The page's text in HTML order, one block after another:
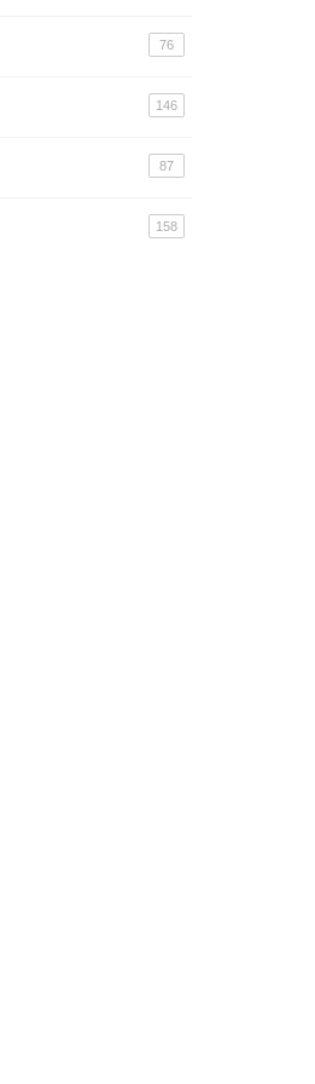
76
146
87
158